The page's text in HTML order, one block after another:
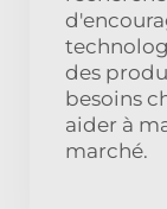
des
besoins
aider à
marché.